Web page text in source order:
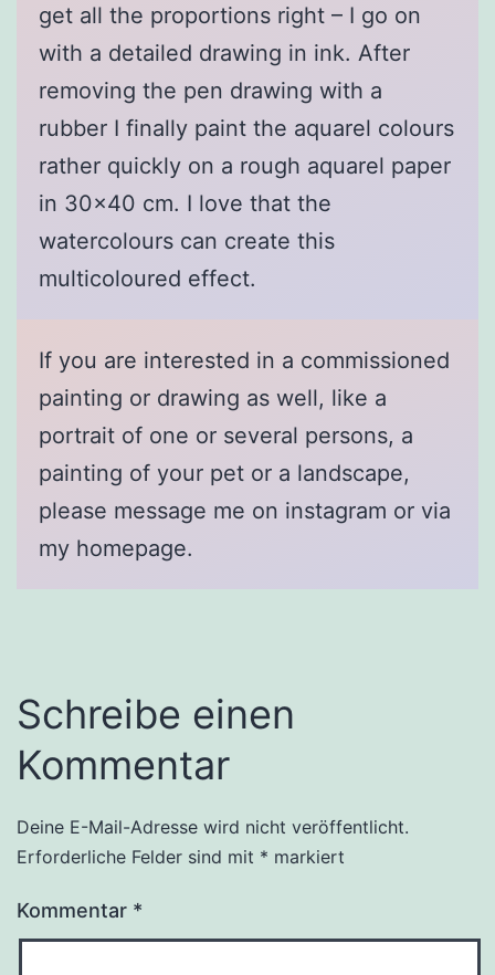
get all the proportions right – I go on
with a detailed drawing in ink. After
removing the pen drawing with a
rubber I finally paint the aquarel colours
rather quickly on a rough aquarel paper
in 30×40 cm. I love that the
watercolours can create this
multicoloured effect.
If you are interested in a commissioned
painting or drawing as well, like a
portrait of one or several persons, a
painting of your pet or a landscape,
please message me on instagram or via
my homepage.
Schreibe einen
Kommentar
Deine E-Mail-Adresse wird nicht veröffentlicht.
Erforderliche Felder sind mit * markiert
Kommentar *